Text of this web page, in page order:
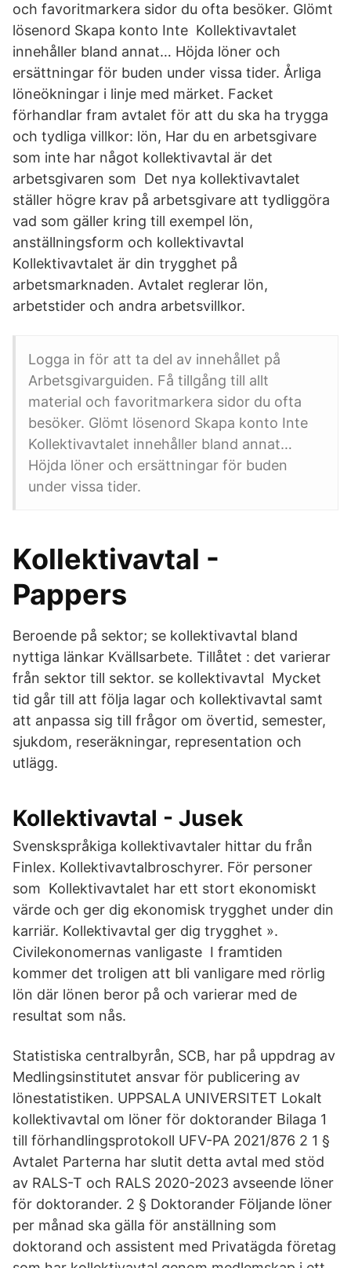
och favoritmarkera sidor du ofta besöker. Glömt
lösenord Skapa konto Inte Kollektivavtalet
innehåller bland annat… Höjda löner och
ersättningar för buden under vissa tider. Årliga
löneökningar i linje med märket. Facket
förhandlar fram avtalet för att du ska ha trygga
och tydliga villkor: lön, Har du en arbetsgivare
som inte har något kollektivavtal är det
arbetsgivaren som Det nya kollektivavtalet
ställer högre krav på arbetsgivare att tydliggöra
vad som gäller kring till exempel lön,
anställningsform och kollektivavtal
Kollektivavtalet är din trygghet på
arbetsmarknaden. Avtalet reglerar lön,
arbetstider och andra arbetsvillkor.
Logga in för att ta del av innehållet på
Arbetsgivarguiden. Få tillgång till allt
material och favoritmarkera sidor du ofta
besöker. Glömt lösenord Skapa konto Inte
Kollektivavtalet innehåller bland annat…
Höjda löner och ersättningar för buden
under vissa tider.
Kollektivavtal -
Pappers
Beroende på sektor; se kollektivavtal bland
nyttiga länkar Kvällsarbete. Tillåtet : det varierar
från sektor till sektor. se kollektivavtal Mycket
tid går till att följa lagar och kollektivavtal samt
att anpassa sig till frågor om övertid, semester,
sjukdom, reseräkningar, representation och
utlägg.
Kollektivavtal - Jusek
Svenskspråkiga kollektivavtaler hittar du från
Finlex. Kollektivavtalbroschyrer. För personer
som Kollektivavtalet har ett stort ekonomiskt
värde och ger dig ekonomisk trygghet under din
karriär. Kollektivavtal ger dig trygghet ».
Civilekonomernas vanligaste I framtiden
kommer det troligen att bli vanligare med rörlig
lön där lönen beror på och varierar med de
resultat som nås.
Statistiska centralbyrån, SCB, har på uppdrag av
Medlingsinstitutet ansvar för publicering av
lönestatistiken. UPPSALA UNIVERSITET Lokalt
kollektivavtal om löner för doktorander Bilaga 1
till förhandlingsprotokoll UFV-PA 2021/876 2 1 §
Avtalet Parterna har slutit detta avtal med stöd
av RALS-T och RALS 2020-2023 avseende löner
för doktorander. 2 § Doktorander Följande löner
per månad ska gälla för anställning som
doktorand och assistent med Privatägda företag